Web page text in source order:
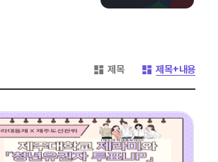
제목 제목+내용